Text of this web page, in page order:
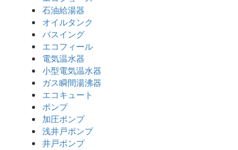
石油給湯器
オイルタンク
バスイング
エコフィール
電気温水器
小型電気温水器
ガス瞬間湯沸器
エコキュート
ポンプ
加圧ポンプ
浅井戸ポンプ
井戸ポンプ